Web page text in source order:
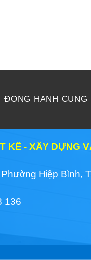
ĐỒNG HÀNH CÙNG
KẾ - XÂY DỰNG
Hiệp Bình,
136